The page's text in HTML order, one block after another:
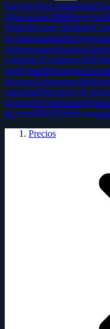
FacturaciónContabilidad
fabricaciónCRMProyectos
WalletEscáner ilimitado
las funcionalidades
profesionalesDistribución
commerceConstrucción
upsPymesDespachos
sectoresAutónomos
asesoríasDirectorio de
facturasHerramientas
de éxitoBlogHolded
Precios